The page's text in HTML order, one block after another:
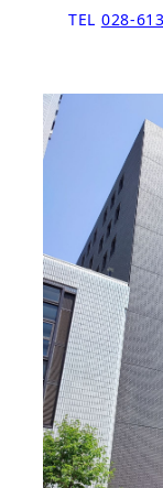
TEL 028-